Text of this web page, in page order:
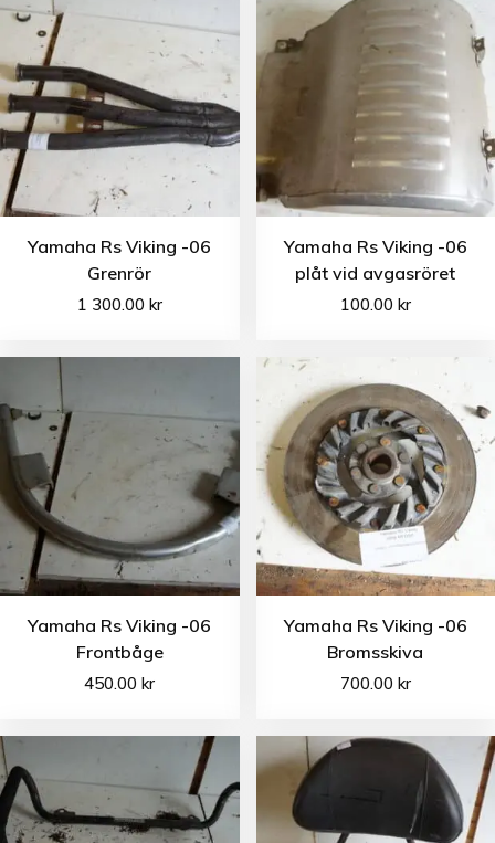
Yamaha Rs Viking -06
Grenrör
1 300.00 kr
Yamaha Rs Viking -06
plåt vid avgasröret
100.00 kr
Yamaha Rs Viking -06
Frontbåge
450.00kr
Yamaha Rs Viking -06
Bromsskiva
700.00 kr